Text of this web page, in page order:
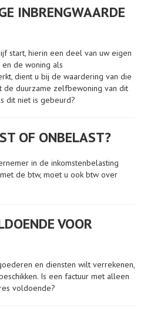
INBRENGWAARDE
start, hierin een deel van uw eigen
de woning als
dient u bij de waardering van die
de duurzame zelfbewoning van dit
dit niet is gebeurd?
OF ONBELAST?
in de inkomstenbelasting
de btw, moet u ook btw over
VOOR
en diensten wilt verrekenen,
Is een factuur met alleen
voldoende?